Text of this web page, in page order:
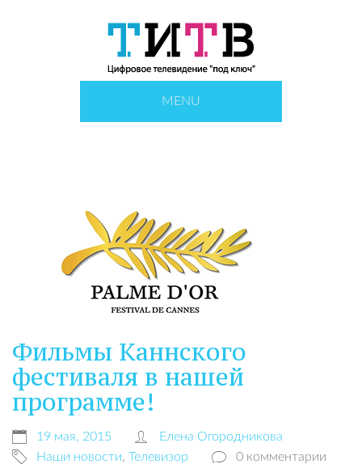
MENU
Фильмы Каннского
фестиваля в нашей
программе!
19 мая, 2015
Елена Огородникова
Наши новости, Телевизор 0 комментарии